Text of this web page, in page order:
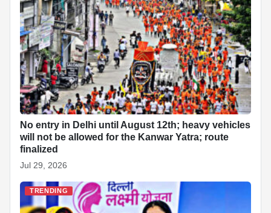
No entry in Delhi until August 12th; heavy vehicles
will not be allowed for the Kanwar Yatra; route
finalized
Jul 29, 2026
TRENDING